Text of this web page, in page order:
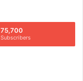
75,700
Subscribers